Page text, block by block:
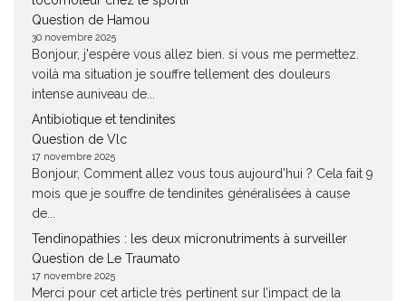
Question de Hamou
30 novembre 2025
Bonjour, j'espère vous allez bien. si vous me permettez.
voilà ma situation je souffre tellement des douleurs
intense auniveau de...
Antibiotique et tendinites
Question de Vlc
17 novembre 2025
Bonjour, Comment allez vous tous aujourd'hui ? Cela fait 9
mois que je souffre de tendinites généralisées à cause
de...
Tendinopathies : les deux micronutriments à surveiller
Question de Le Traumato
17 novembre 2025
Merci pour cet article très pertinent sur l’impact de la